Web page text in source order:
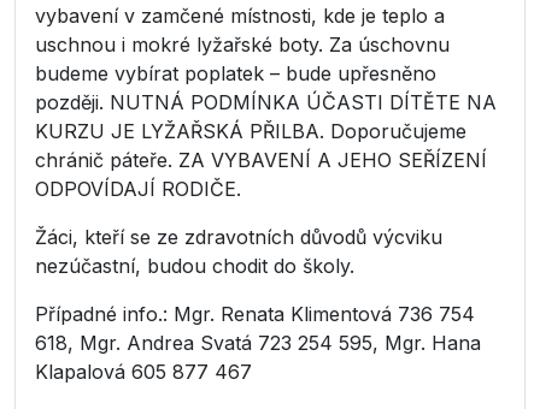
vybavení v zamčené místnosti, kde je teplo a
uschnou i mokré lyžařské boty. Za úschovnu
budeme vybírat poplatek – bude upřesněno
později. NUTNÁ PODMÍNKA ÚČASTI DÍTĚTE NA
KURZU JE LYŽAŘSKÁ PŘILBA. Doporučujeme
chránič páteře. ZA VYBAVENÍ A JEHO SEŘÍZENÍ
ODPOVÍDAJÍ RODIČE.
Žáci, kteří se ze zdravotních důvodů výcviku
nezúčastní, budou chodit do školy.
Případné info.: Mgr. Renata Klimentová 736 754
618, Mgr. Andrea Svatá 723 254 595, Mgr. Hana
Klapalová 605 877 467